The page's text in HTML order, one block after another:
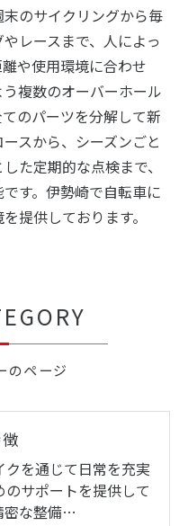
のサイクリングから毎
レースまで、人によっ
や使用環境に合わせ
複数のオーバーホール
のパーツを分解して新
スから、シーズンごと
た定期的な点検まで、
す。伊勢崎で自転車に
提供しております。
のページ
クを通じて日常を充実
のサポートを提供して
密な整備…